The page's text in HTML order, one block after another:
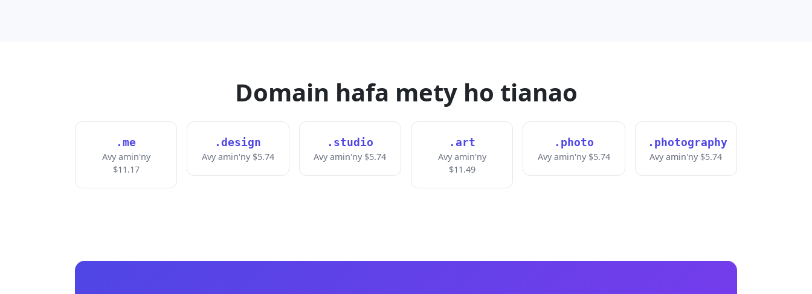
Domain hafa mety ho tianao
.me
Avy amin'ny
$11.17
.design
Avy amin'ny $5.74
.studio
Avy amin'ny $5.74
.art
Avy amin'ny
$11.49
.photo
Avy amin'ny $5.74
.photography
Avy amin'ny $5.74